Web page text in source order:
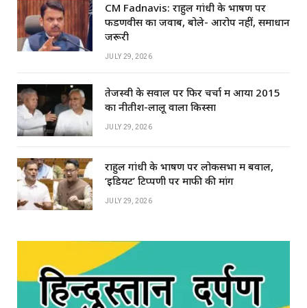
CM Fadnavis: राहुल गांधी के भाषण पर
फडणवीस का जवाब, बोले- आरोप नहीं, समाधान
जरूरी
JULY 29, 2026
तेजस्वी के सवाल पर फिर चर्चा में आया 2015
का नीतीश-लालू वाला किस्सा
JULY 29, 2026
राहुल गांधी के भाषण पर लोकसभा में बवाल,
‘इडियट’ टिप्पणी पर माफी की मांग
JULY 29, 2026